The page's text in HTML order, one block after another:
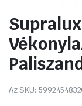
Az SKU: